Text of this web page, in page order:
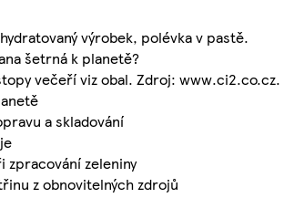
výrobek, polévka v pastě.
šetrná k planetě?
večeří viz obal. Zdroj: www.ci2.co.cz.
a skladování
zpracování zeleniny
z obnovitelných zdrojů